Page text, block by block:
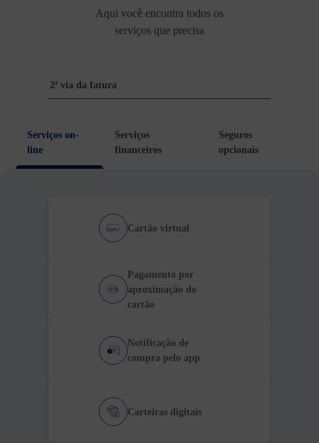
Aqui você encontra todos os
serviços que precisa
Serviços on-
line
Serviços
financeiros
Seguros
opcionais
Cartão virtual
Pagamento por
aproximação do
cartão
Notificação de
compra pelo app
Carteiras digitais